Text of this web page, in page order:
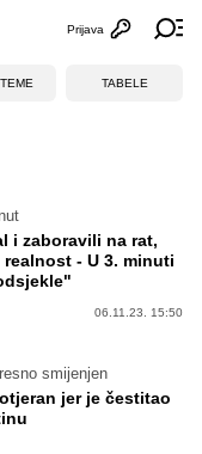
Otvori
Prijava
TABELE
i zaboravili na rat,
- U 3. minuti
06.11.23. 15:50
smijenjen
jer je čestitao